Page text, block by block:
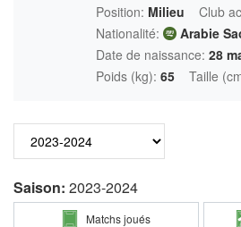
Position: Milieu Club
Nationalité:
Arabie
Date de naissance: 28
Poids (kg): 65 Taille
Saison: 2023-2024
Matchs joués